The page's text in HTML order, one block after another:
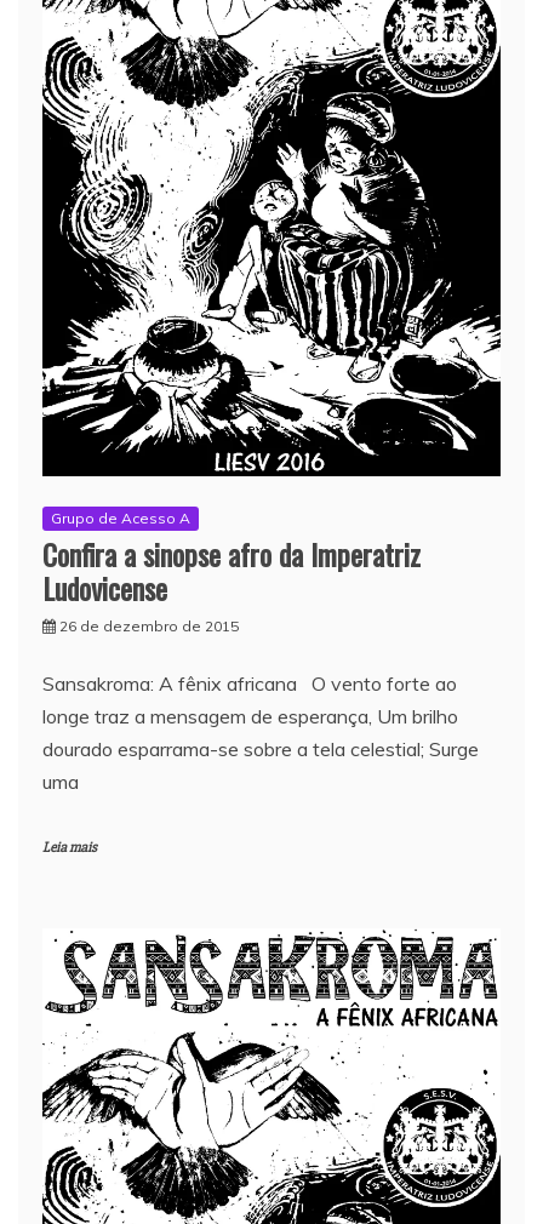
Grupo de Acesso A
Confira a sinopse afro da Imperatriz
Ludovicense
26 de dezembro de 2015
Sansakroma: A fênix africana O vento forte ao
longe traz a mensagem de esperança, Um brilho
dourado esparrama-se sobre a tela celestial; Surge
uma
Leia mais